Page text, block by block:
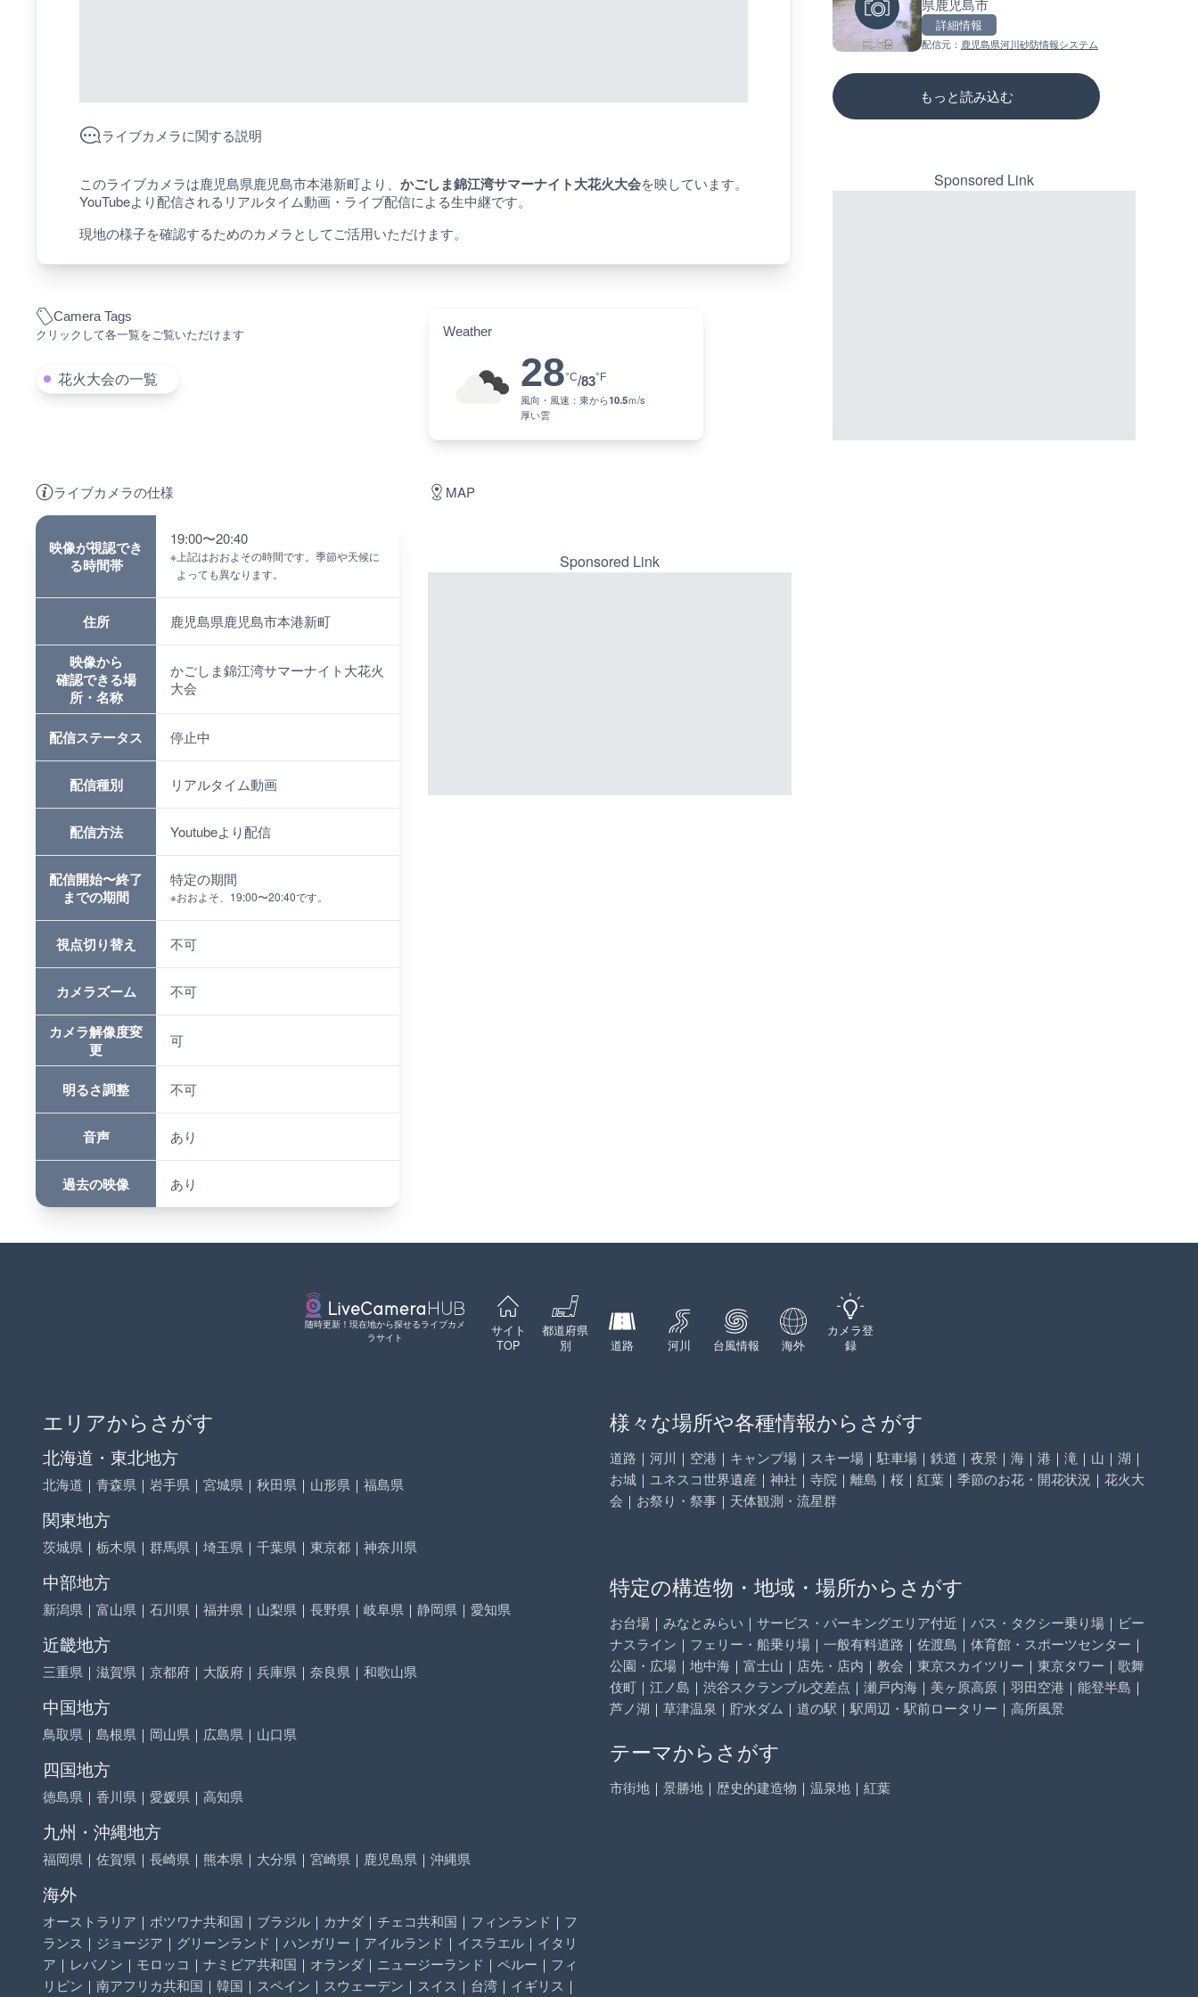
Camera Tags
クリックして各一覧をご覧いただけます
花火大会の一覧
Weather
28°C/83°F
風向・風速： 東から10.5ｍ/s
厚い雲
ライブカメラに関する説明
このライブカメラは鹿児島県鹿児島市本港新町より、 かごしま錦江湾サマーナイト大花火大会を映しています。
YouTubeより配信されるリアルタイム動画・ライブ配信による生中継です。
現地の様子を確認するためのカメラとしてご活用いただけます。
ライブカメラの仕様
映像が視認でき
る時間帯
19:00〜20:40
※ 上記はおおよその時間です。季節や天候に
よっても異なります。
住所 鹿児島県鹿児島市本港新町
映像から
確認できる場
所・名称
かごしま錦江湾サマーナイト大花火
大会
配信ステータス 停止中
配信種別 リアルタイム動画
配信方法 Youtubeより配信
配信開始〜終了
までの期間
特定の期間
※おおよそ、19:00〜20:40です。
視点切り替え 不可
カメラズーム 不可
カメラ解像度変
更
可
明るさ調整 不可
音声 あり
過去の映像 あり
MAP
Sponsored Link
県鹿児島市
詳細情報
配信元： 鹿児島県河川砂防情報システム
もっと読み込む
配信元：歌舞伎町ゴジラ前ライブ
配信元：国土交通省 三次河川国道事務所
Sponsored Link
随時更新！現在地から探せるライブカメ
ラサイト
サイト
TOP
都道府県
別
道路 河川 台風情報 海外
カメラ登
録
エリアからさがす
北海道・東北地方
北海道 ｜ 青森県 ｜ 岩手県 ｜ 宮城県 ｜ 秋田県 ｜ 山形県 ｜ 福島県
関東地方
茨城県 ｜ 栃木県 ｜ 群馬県 ｜ 埼玉県 ｜ 千葉県 ｜ 東京都 ｜ 神奈川県
中部地方
新潟県 ｜ 富山県 ｜ 石川県 ｜ 福井県 ｜ 山梨県 ｜ 長野県 ｜ 岐阜県 ｜ 静岡県 ｜ 愛知県
近畿地方
三重県 ｜ 滋賀県 ｜ 京都府 ｜ 大阪府 ｜ 兵庫県 ｜ 奈良県 ｜ 和歌山県
中国地方
鳥取県 ｜ 島根県 ｜ 岡山県 ｜ 広島県 ｜ 山口県
四国地方
徳島県 ｜ 香川県 ｜ 愛媛県 ｜ 高知県
九州・沖縄地方
福岡県 ｜ 佐賀県 ｜ 長崎県 ｜ 熊本県 ｜ 大分県 ｜ 宮崎県 ｜ 鹿児島県 ｜ 沖縄県
海外
オーストラリア ｜ ボツワナ共和国 ｜ ブラジル ｜ カナダ ｜ チェコ共和国 ｜ フィンランド ｜ フ
ランス ｜ ジョージア ｜ グリーンランド ｜ ハンガリー ｜ アイルランド ｜ イスラエル ｜ イタリ
ア ｜ レバノン ｜ モロッコ ｜ ナミビア共和国 ｜ オランダ ｜ ニュージーランド ｜ ペルー ｜ フィ
リピン ｜ 南アフリカ共和国 ｜ 韓国 ｜ スペイン ｜ スウェーデン ｜ スイス ｜ 台湾 ｜ イギリス ｜
様々な場所や各種情報からさがす
道路 ｜ 河川 ｜ 空港 ｜ キャンプ場 ｜ スキー場 ｜ 駐車場 ｜ 鉄道 ｜ 夜景 ｜ 海 ｜ 港 ｜ 滝 ｜ 山 ｜ 湖 ｜
お城 ｜ ユネスコ世界遺産 ｜ 神社 ｜ 寺院 ｜ 離島 ｜ 桜 ｜ 紅葉 ｜ 季節のお花・開花状況 ｜ 花火大
会 ｜ お祭り・祭事 ｜ 天体観測・流星群
特定の構造物・地域・場所からさがす
お台場 ｜ みなとみらい ｜ サービス・パーキングエリア付近 ｜ バス・タクシー乗り場 ｜ ビー
ナスライン ｜ フェリー・船乗り場 ｜ 一般有料道路 ｜ 佐渡島 ｜ 体育館・スポーツセンター ｜
公園・広場 ｜ 地中海 ｜ 富士山 ｜ 店先・店内 ｜ 教会 ｜ 東京スカイツリー ｜ 東京タワー ｜ 歌舞
伎町 ｜ 江ノ島 ｜ 渋谷スクランブル交差点 ｜ 瀬戸内海 ｜ 美ヶ原高原 ｜ 羽田空港 ｜ 能登半島 ｜
芦ノ湖 ｜ 草津温泉 ｜ 貯水ダム ｜ 道の駅 ｜ 駅周辺・駅前ロータリー ｜ 高所風景
テーマからさがす
市街地 ｜ 景勝地 ｜ 歴史的建造物 ｜ 温泉地 ｜ 紅葉